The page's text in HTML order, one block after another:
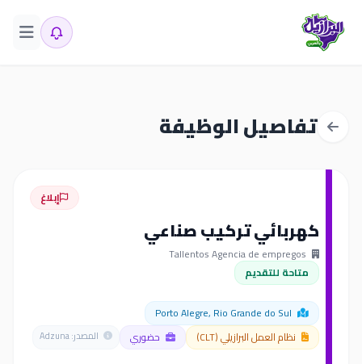
تفاصيل الوظيفة
إبلاغ
كهربائي تركيب صناعي
متاحة للتقديم
نظام العمل البرازيلي (CLT)
حضوري المصدر: Adzuna